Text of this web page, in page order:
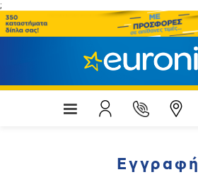
;
Εγγραφή